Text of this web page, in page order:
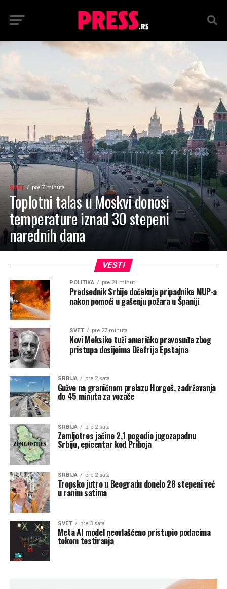
SVET pre 7 minuta
Toplotni talas u Moskvi donosi
temperature iznad 30 stepeni
narednih dana
VESTI
POLITIKA pre 21 minut
Predsednik Srbije dočekuje pripadnike MUP-a
nakon pomoći u gašenju požara u Španiji
SVET pre 27 minuta
Novi Meksiko tuži američko pravosuđe zbog
pristupa dosijeima Džefrija Epstajna
SRBIJA pre 2 sata
Gužve na graničnom prelazu Horgoš, zadržavanja
do 45 minuta za vozače
SRBIJA pre 2 sata
Zemljotres jačine 2,1 pogodio jugozapadnu
Srbiju, epicentar kod Priboja
SRBIJA pre 2 sata
Tropsko jutro u Beogradu donelo 28 stepeni već
u ranim satima
SVET pre 3 sata
Meta AI model neovlašćeno pristupio podacima
tokom testiranja